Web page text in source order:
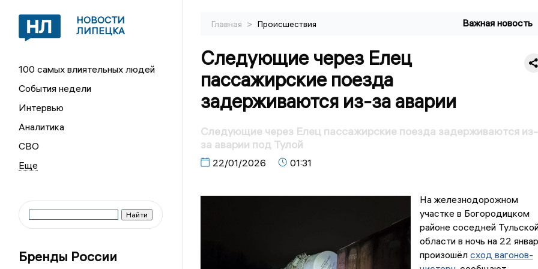
НОВОСТИ
ЛИПЕЦКА
100 самых влиятельных людей
События недели
Интервью
Аналитика
СВО
Бренды России
Главная > Происшествия Важная новость
Следующие через Елец
пассажирские поезда
задерживаются из-за аварии
Следующие через Елец пассажирские поезда задерживаются из-
за аварии под Тулой
22/01/2026 01:31
На железнодорожном
участке в Богородицком
районе соседней
области в ночь на 22
произошёл сход вагонов-